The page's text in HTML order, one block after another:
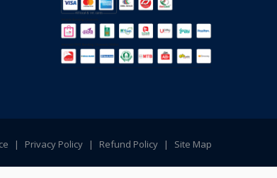
| Privacy Policy | Refund Policy | Site Map